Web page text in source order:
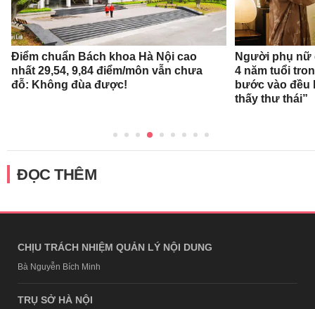
Điểm chuẩn Bách khoa Hà Nội cao
nhất 29,54, 9,84 điểm/môn vẫn chưa
đỗ: Không đùa được!
Người phụ nữ
4 năm tuổi
bước vào đều
thấy thư thái”
ĐỌC THÊM
CHỊU TRÁCH NHIỆM QUẢN LÝ NỘI DUNG
Bà Nguyễn Bích Minh
TRỤ SỞ HÀ NỘI